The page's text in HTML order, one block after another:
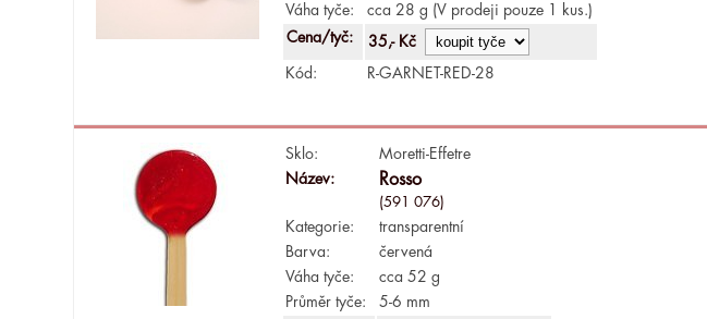
Váha tyče:
cca 28 g (V prodeji pouze 1 kus.)
Cena/tyč:
35,- Kč
Kód: R-GARNET-RED-28
Sklo:
Moretti-Effetre
Název:
Rosso
(591 076)
Kategorie:
transparentní
Barva:
červená
Váha tyče:
cca 52 g
Průměr tyče:
5-6 mm